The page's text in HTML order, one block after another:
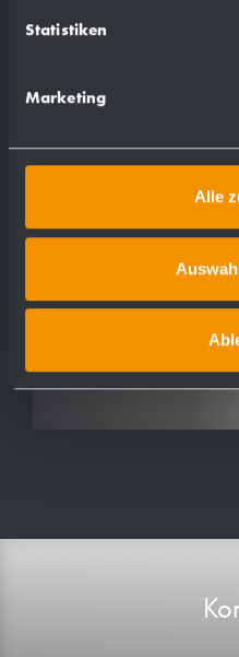
Statistiken
Marketing
Alle
WP191-1
WP191-3
WP193
WP195